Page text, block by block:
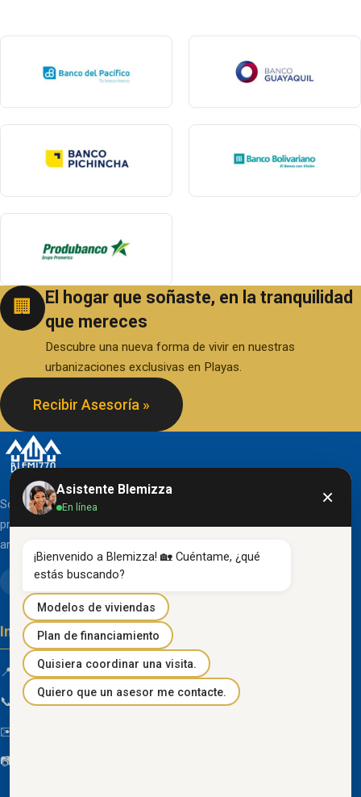
🏢
El hogar que soñaste, en la tranquilidad
que mereces
Descubre una nueva forma de vivir en nuestras
urbanizaciones exclusivas en Playas.
Recibir Asesoría »
Somos una organización líder en el desarrollo de
proyectos inmobiliarios que destacan por su diseño
arquitectónico clásico y acabados de primera línea.
Información de contacto
📍 Km 85 Vía Progreso, Playas, Guayas, Ecuador
📞 096 934 4318
✉️
📷
Asistente Blemizza
En línea ×
¡Bienvenido a Blemizza! 🏡 Cuéntame, ¿qué
estás buscando?
Modelos de viviendas
Plan de financiamiento
Quisiera coordinar una visita.
Quiero que un asesor me contacte.